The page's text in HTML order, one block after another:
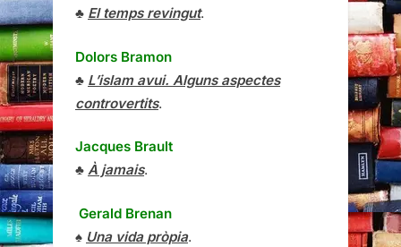
♣ El temps revingut.
Dolors Bramon
♣ L’islam avui. Alguns aspectes
controvertits.
Jacques Brault
♣ À jamais.
Gerald Brenan
♠ Una vida pròpia.